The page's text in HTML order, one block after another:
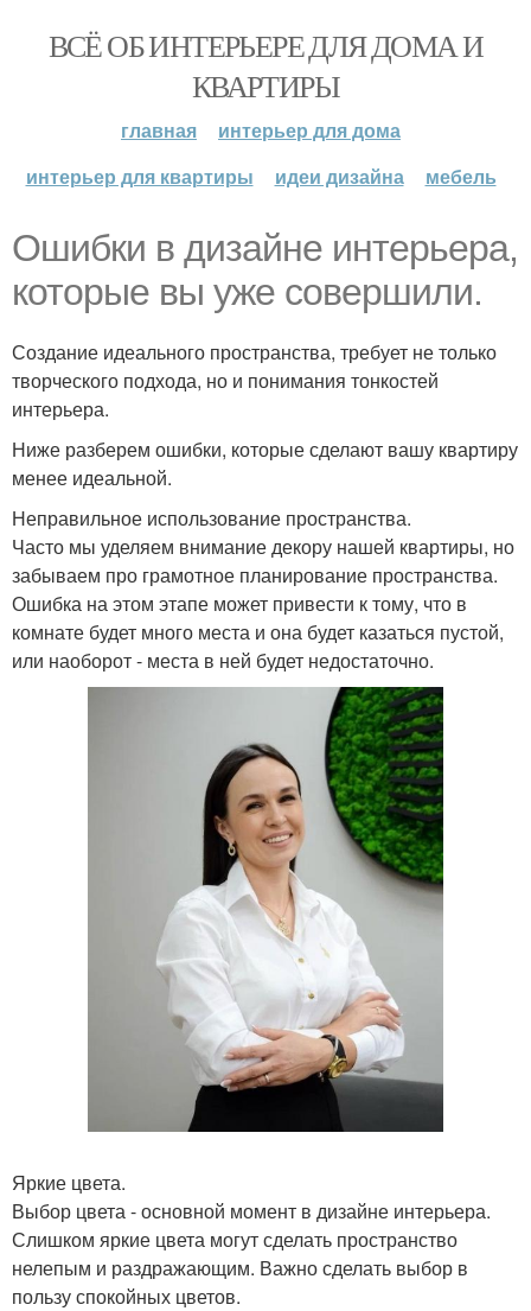
ВСЁ ОБ ИНТЕРЬЕРЕ ДЛЯ ДОМА И
КВАРТИРЫ
главная
интерьер для дома
интерьер для квартиры
идеи дизайна мебель
Ошибки в дизайне интерьера,
которые вы уже совершили.
Создание идеального пространства, требует не только
творческого подхода, но и понимания тонкостей
интерьера.
Ниже разберем ошибки, которые сделают вашу квартиру
менее идеальной.
Неправильное использование пространства.
Часто мы уделяем внимание декору нашей квартиры, но
забываем про грамотное планирование пространства.
Ошибка на этом этапе может привести к тому, что в
комнате будет много места и она будет казаться пустой,
или наоборот - места в ней будет недостаточно.
Яркие цвета.
Выбор цвета - основной момент в дизайне интерьера.
Слишком яркие цвета могут сделать пространство
нелепым и раздражающим. Важно сделать выбор в
пользу спокойных цветов.